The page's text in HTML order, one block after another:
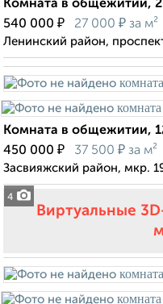
Комната в общежитии,
540 000 ₽ 27 000 ₽ за м²
Ленинский район,
4
Комната в общежитии,
450 000 ₽ 37 500 ₽ за м²
Засвияжский район, мкр.
Виртуальные